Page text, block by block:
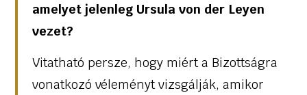
amelyet jelenleg Ursula von der Leyen
vezet?
Vitatható persze, hogy miért a Bizottságra
vonatkozó véleményt vizsgálják, amikor